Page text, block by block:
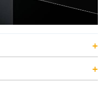
+
+